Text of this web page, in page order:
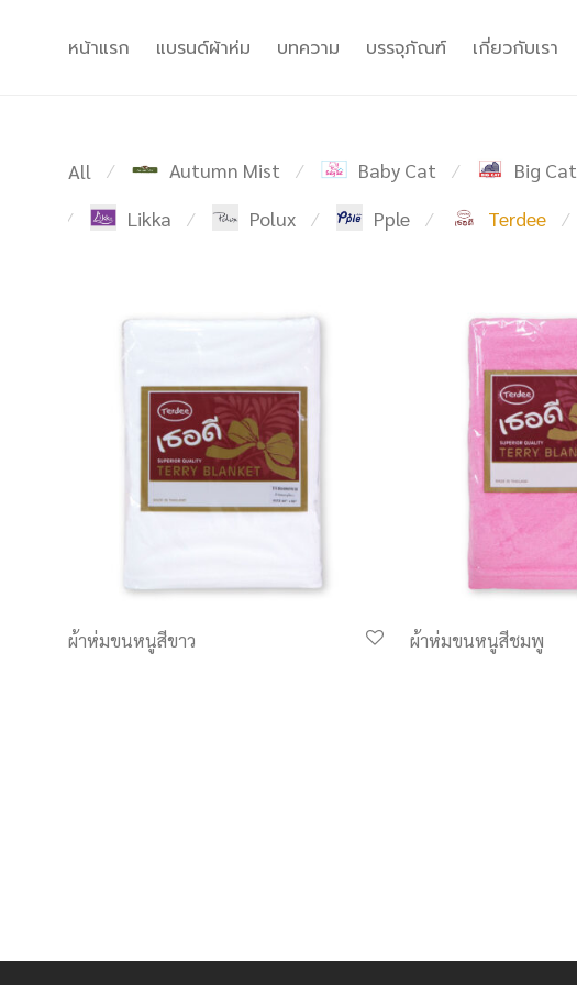
หน้าแรก แบรนด์ผ้าห่ม บทความ บรรจุภัณฑ์ เกี่ยวกับเรา
All ⁄ Autumn Mist ⁄ Baby Cat ⁄ Big Cat
⁄ Likka ⁄ Polux ⁄ Pple ⁄ Terdee ⁄
ผ้าห่มขนหนูสีขาว ผ้าห่มขนหนูสีชมพู